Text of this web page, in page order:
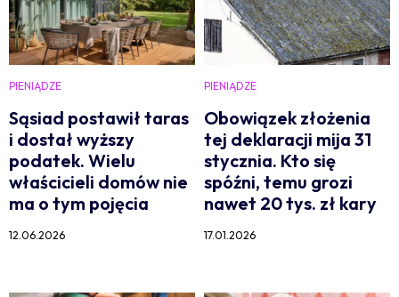
PIENIĄDZE
Sąsiad postawił taras
i dostał wyższy
podatek. Wielu
właścicieli domów nie
ma o tym pojęcia
12.06.2026
PIENIĄDZE
Obowiązek złożenia
tej deklaracji mija 31
stycznia. Kto się
spóźni, temu grozi
nawet 20 tys. zł kary
17.01.2026